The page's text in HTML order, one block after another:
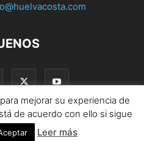
mejorar su experiencia de
de acuerdo con ello si sigue
Leer más